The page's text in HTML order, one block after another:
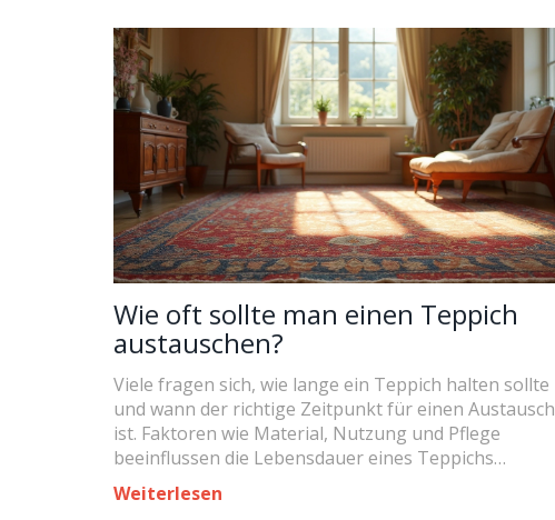
Wie oft sollte man einen Teppich
austauschen?
Viele fragen sich, wie lange ein Teppich halten sollte
und wann der richtige Zeitpunkt für einen Austausch
ist. Faktoren wie Material, Nutzung und Pflege
beeinflussen die Lebensdauer eines Teppichs
erheblich. In diesem Artikel erfährst du, wann es an
der Zeit ist, einen neuen Teppich zu kaufen und wie
Weiterlesen